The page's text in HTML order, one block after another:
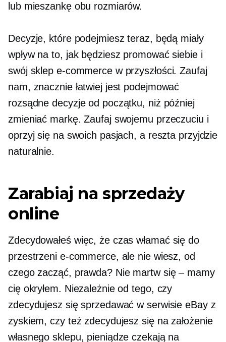
lub mieszankę obu rozmiarów.
Decyzje, które podejmiesz teraz, będą miały
wpływ na to, jak będziesz promować siebie i
swój sklep e-commerce w przyszłości. Zaufaj
nam, znacznie łatwiej jest podejmować
rozsądne decyzje od początku, niż później
zmieniać markę. Zaufaj swojemu przeczuciu i
oprzyj się na swoich pasjach, a reszta przyjdzie
naturalnie.
Zarabiaj na sprzedaży
online
Zdecydowałeś więc, że czas włamać się do
przestrzeni e-commerce, ale nie wiesz, od
czego zacząć, prawda? Nie martw się – mamy
cię okryłem. Niezależnie od tego, czy
zdecydujesz się sprzedawać w serwisie eBay z
zyskiem, czy też zdecydujesz się na założenie
własnego sklepu, pieniądze czekają na